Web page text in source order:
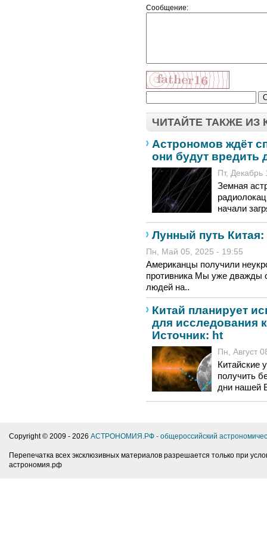
Сообщение:
ЧИТАЙТЕ ТАКЖЕ ИЗ
Астрономов ждёт
они будут вредить
Пт,
Земная
начали
Лунный путь
Пн, Май 05, 2025 - 19:55
Американцы получили
противника Мы уже дважды
людей на..
Китай планирует
для исследования
Источник: ht
Пн, Август
Китайские
получить
дни нашей
Copyright © 2009 - 2026 АСТРОНОМИЯ.РФ - общероссийский
Перепечатка всех эксклюзивных материалов разрешается только при
астрономия.рф